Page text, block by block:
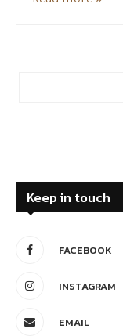
Keep in touch
FACEBOOK
INSTAGRAM
EMAIL